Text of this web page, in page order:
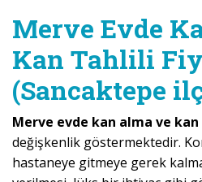
Merve Evde
Kan Tahlili
(Sancaktepe
Merve evde kan alma ve
değişkenlik göstermektedir.
hastaneye gitmeye gerek